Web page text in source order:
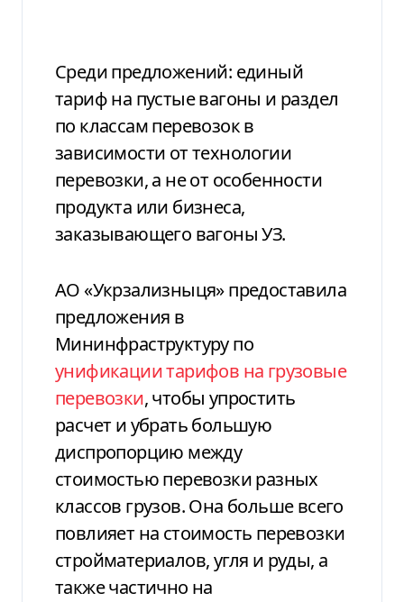
Среди предложений: единый
тариф на пустые вагоны и раздел
по классам перевозок в
зависимости от технологии
перевозки, а не от особенности
продукта или бизнеса,
заказывающего вагоны УЗ.
АО «Укрзализныця» предоставила
предложения в
Мининфраструктуру по
унификации тарифов на грузовые
перевозки, чтобы упростить
расчет и убрать большую
диспропорцию между
стоимостью перевозки разных
классов грузов. Она больше всего
повлияет на стоимость перевозки
стройматериалов, угля и руды, а
также частично на